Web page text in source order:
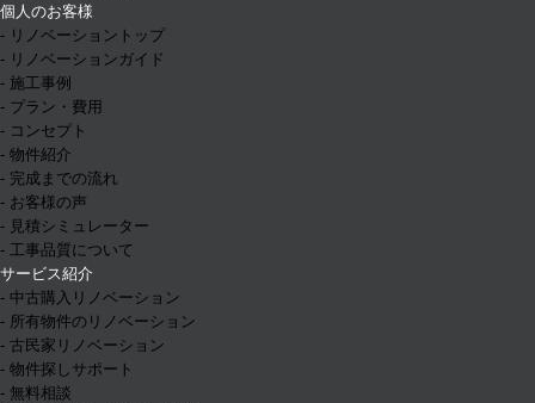
個人のお客様
- リノベーショントップ
- リノベーションガイド
- 施工事例
- プラン・費用
- コンセプト
- 物件紹介
- 完成までの流れ
- お客様の声
- 見積シミュレーター
- 工事品質について
サービス紹介
- 中古購入リノベーション
- 所有物件のリノベーション
- 古民家リノベーション
- 物件探しサポート
- 無料相談